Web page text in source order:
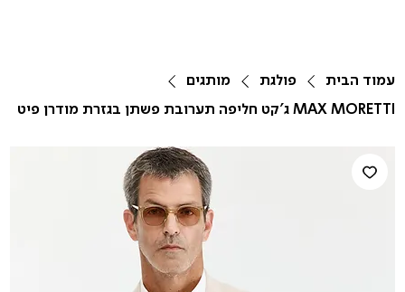
עמוד הבית פולגת
מותגים
MAX MORETTI ג'קט חליפה תערובת פשתן בגזרת מודרן פיט